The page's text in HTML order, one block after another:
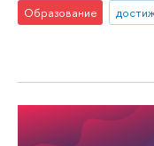
Образование